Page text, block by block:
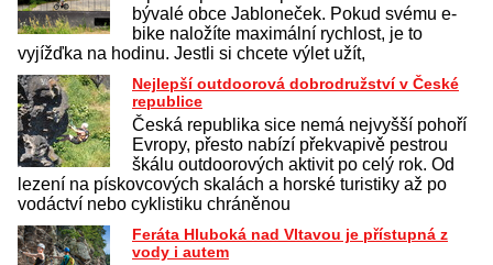
bývalé obce Jabloneček. Pokud svému e-
bike naložíte maximální rychlost, je to
vyjížďka na hodinu. Jestli si chcete výlet užít,
Nejlepší outdoorová dobrodružství v České
republice
Česká republika sice nemá nejvyšší pohoří
Evropy, přesto nabízí překvapivě pestrou
škálu outdoorových aktivit po celý rok. Od
lezení na pískovcových skalách a horské turistiky až po
vodáctví nebo cyklistiku chráněnou
Feráta Hluboká nad Vltavou je přístupná z
vody i autem